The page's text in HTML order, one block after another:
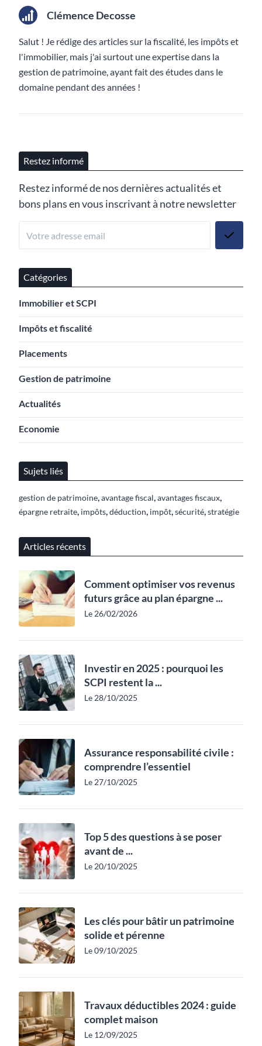
Clémence Decosse
Salut ! Je rédige des articles sur la fiscalité, les impôts et
l'immobilier, mais j'ai surtout une expertise dans la
gestion de patrimoine, ayant fait des études dans le
domaine pendant des années !
Restez informé
Restez informé de nos dernières actualités et
bons plans en vous inscrivant à notre newsletter
Catégories
Immobilier et SCPI
Impôts et fiscalité
Placements
Gestion de patrimoine
Actualités
Economie
Sujets liés
gestion de patrimoine,avantage fiscal,avantages fiscaux,
épargne retraite, impôts,déduction, impôt,sécurité,stratégie
Articles récents
Comment optimiser vos revenus
futurs grâce au plan épargne ...
Le 26/02/2026
Investir en 2025 : pourquoi les
SCPI restent la ...
Le 28/10/2025
Assurance responsabilité civile :
comprendre l’essentiel
Le 27/10/2025
Top 5 des questions à se poser
avant de ...
Le 20/10/2025
Les clés pour bâtir un patrimoine
solide et pérenne
Le 09/10/2025
Travaux déductibles 2024 : guide
complet maison
Le 12/09/2025